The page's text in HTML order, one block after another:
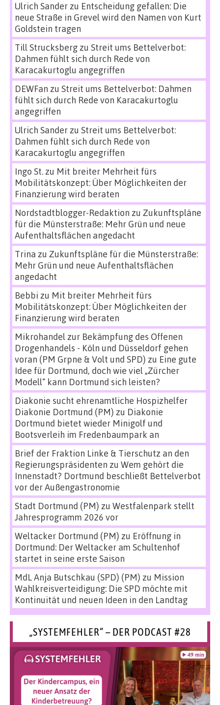
Ulrich Sanderzu Entscheidung gefallen: Die
neue Straße in Grevel wird den Namen von Kurt
Goldstein tragen
Till Strucksbergzu Streit ums Bettelverbot:
Dahmen fühlt sich durch Rede von
Karacakurtoglu angegriffen
DEWFan zu Streit ums Bettelverbot: Dahmen
fühlt sich durch Rede von Karacakurtoglu
angegriffen
Ulrich Sanderzu Streit ums Bettelverbot:
Dahmen fühlt sich durch Rede von
Karacakurtoglu angegriffen
Ingo St.zu Mit breiter Mehrheit fürs
Mobilitätskonzept: Über Möglichkeiten der
Finanzierung wird beraten
Nordstadtblogger-Redaktion zu Zukunftspläne
für die Münsterstraße: Mehr Grün und neue
Aufenthaltsflächen angedacht
Trina zu Zukunftspläne für die Münsterstraße:
Mehr Grün und neue Aufenthaltsflächen
angedacht
Bebbi zu Mit breiter Mehrheit fürs
Mobilitätskonzept: Über Möglichkeiten der
Finanzierung wird beraten
Mikrohandel zur Bekämpfung des Offenen
Drogenhandels - Köln und Düsseldorf gehen
voran (PM Grpne & Volt und SPD) zu Eine gute
Idee für Dortmund, doch wie viel „Zürcher
Modell“ kann Dortmund sich leisten?
Diakonie sucht ehrenamtliche Hospizhelfer
Diakonie Dortmund (PM) zu Diakonie
Dortmund bietet wieder Minigolf und
Bootsverleih im Fredenbaumpark an
Brief der Fraktion Linke & Tierschutz an den
Regierungspräsidenten zu Wem gehört die
Innenstadt? Dortmund beschließt Bettelverbot
vor der Außengastronomie
Stadt Dortmund (PM) zu Westfalenpark stellt
Jahresprogramm 2026 vor
Weltacker Dortmund (PM) zu Eröffnung in
Dortmund: Der Weltacker am Schultenhof
startet in seine erste Saison
MdL Anja Butschkau (SPD) (PM) zu Mission
Wahlkreisverteidigung: Die SPD möchte mit
Kontinuität und neuen Ideen in den Landtag
„SYSTEMFEHLER“ – DER PODCAST #28